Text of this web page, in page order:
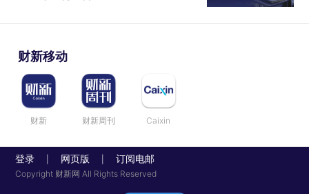
财新移动
财新 财新周刊 Caixin
登录 网页版 订阅电邮
Copyright 财新网 All Rights Reserved